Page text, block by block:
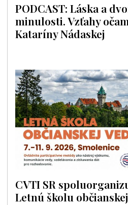
PODCAST: Láska a
minulosti. Vzťahy
Kataríny Nádaskej
CVTI SR
Letnú školu